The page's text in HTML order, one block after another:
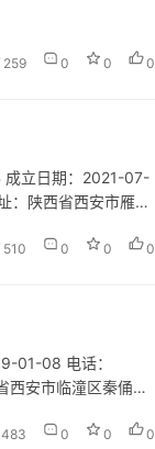
259 0 0 0
成立日期：2021-07-
陕西省西安市雁塔
510 0 0 0
01-08 电话：
安市临潼区秦俑馆
483 0 0 0